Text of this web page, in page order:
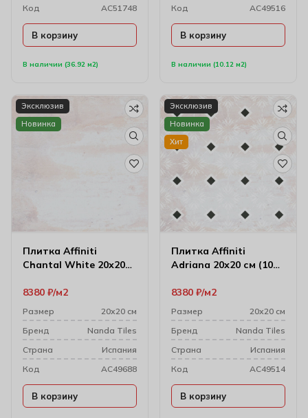
В наличии (36.92 м2)
Код
AC51748
В корзину
В наличии (10.12 м2)
Код
AC49516
В корзину
Эксклюзив
Новинка
Плитка Affiniti
Chantal White 20х20
8380 ₽ м2
Размер
20х20 см
Бренд
Nanda Tiles
Cтрана
Испания
Код
AC49688
В корзину
Эксклюзив
Новинка
Хит
Плитка Affiniti
Adriana 20х20 см (10
8380 ₽ м2
Размер
20х20 см
Бренд
Nanda Tiles
Cтрана
Испания
Код
AC49514
В корзину